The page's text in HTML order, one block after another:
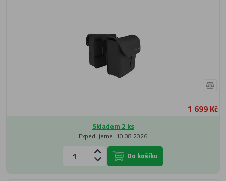
1 699 Kč
Skladem 2 ks
Expedujeme: 10.08.2026
Do košíku